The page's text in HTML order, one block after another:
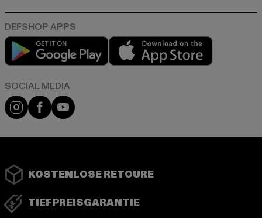
Play market
Instagram
FacebookYouTube
KOSTENLOSE RETOURE
TIEFPREISGARANTIE